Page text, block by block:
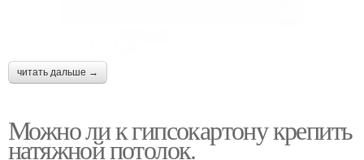
читать дальше →
Можно ли к гипсокартону крепить
натяжной потолок.